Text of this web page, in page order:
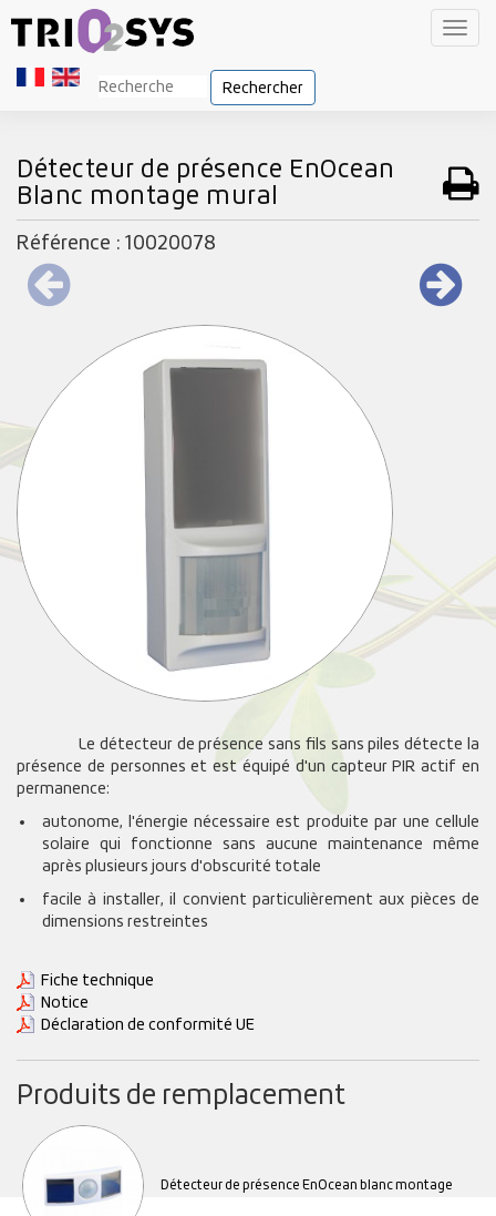
Rechercher
Détecteur de présence EnOcean
Blanc montage mural
Référence : 10020078
Le détecteur de présence sans fils sans piles détecte la
présence de personnes et est équipé d'un capteur PIR actif en
permanence:
autonome, l'énergie nécessaire est produite par une cellule
solaire qui fonctionne sans aucune maintenance même
après plusieurs jours d'obscurité totale
facile à installer, il convient particulièrement aux pièces de
dimensions restreintes
Fiche technique
Notice
Déclaration de conformité UE
Produits de remplacement
Détecteur de présence EnOcean blanc montage